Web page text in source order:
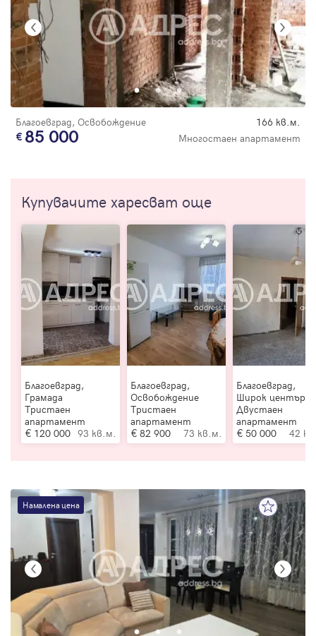
Благоевград, Освобождение 166 кв.м.
85 000 Многостаен апартамент
Купувачите харесват още
Благоевград,
Грамада
Тристаен
апартамент
120 000 93 кв.м.
Благоевград,
Освобождение
Тристаен
апартамент
82 900
73 кв.м.
Благоевград,
Широк център
Двустаен
апартамент
50 000
42
Намалена цена